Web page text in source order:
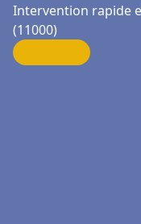
Intervention rapide
(11000)